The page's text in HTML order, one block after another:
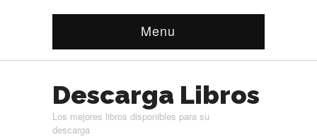
Menu
Descarga Libros
Los mejores libros disponibles para su
descarga